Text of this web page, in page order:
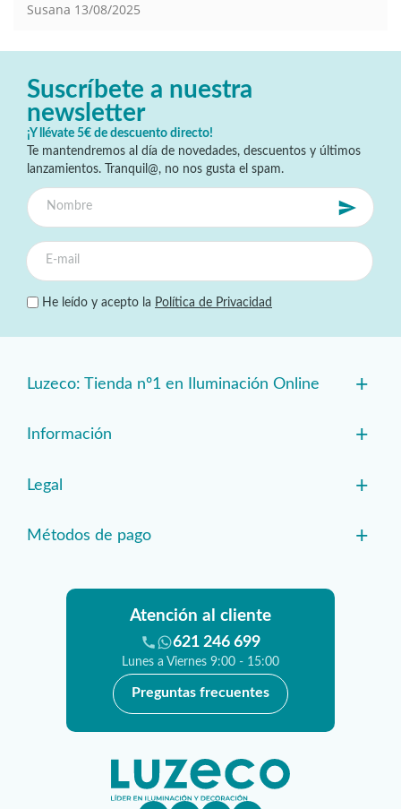
Susana 13/08/2025
Suscríbete a nuestra
newsletter
¡Y llévate 5€ de descuento directo!
Te mantendremos al día de novedades, descuentos y últimos
lanzamientos. Tranquil@, no nos gusta el spam.
He leído y acepto la Política de Privacidad
Luzeco: Tienda nº1 en Iluminación Online +
Información +
Legal +
Métodos de pago +
Atención al cliente
621 246 699
Lunes a Viernes 9:00 - 15:00
Preguntas frecuentes